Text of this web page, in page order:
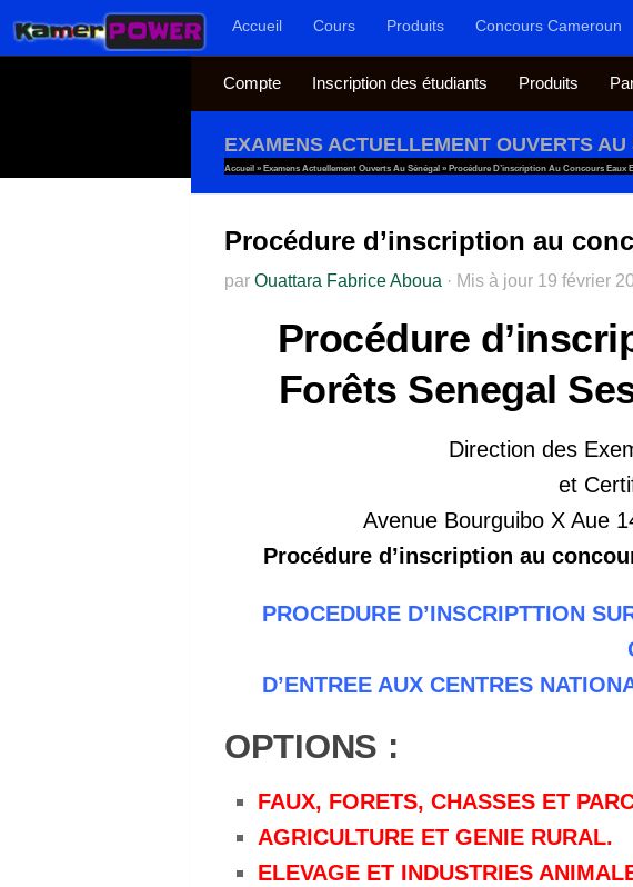
Au dessous du contenuAccueil Cours Produits Concours Cameroun
Compte Inscription des étudiants Produits
EXAMENS ACTUELLEMENT OUVERTS
Accueil » Examens Actuellement Ouverts Au Sénégal » Procédure D’inscription Au Concours Eaux
Procédure d’inscription au
par Ouattara Fabrice Aboua · Mis à jour 19 février
Procédure
Forêts Senegal
Direction des
et
Avenue Bourguibo X Aue
Procédure d’inscription au
PROCEDURE D’INSCRIPTTION
D’ENTREE AUX CENTRES
OPTIONS :
FAUX, FORETS, CHASSES ET
AGRICULTURE ET GENIE RURAL.
ELEVAGE ET INDUSTRIES